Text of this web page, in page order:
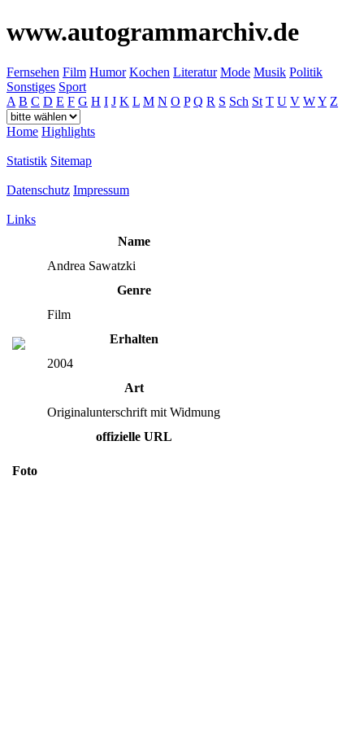
www.autogrammarchiv.de
Fernsehen Film Humor Kochen Literatur Mode Musik Politik
Sonstiges Sport
A B C D E F G H I J K L M N O P Q R S Sch St T U V WY Z
Home Highlights
Statistik Sitemap
Datenschutz Impressum
Links
Name
Andrea Sawatzki
Genre
Film
Erhalten
2004
Art
Originalunterschrift mit Widmung
offizielle URL
Foto